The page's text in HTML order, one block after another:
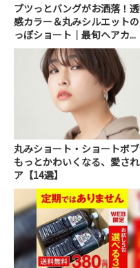
プツっとバングがお洒落！
感カラー＆丸みシルエット
っぽショート｜最旬ヘアカ...
丸みショート・ショートボ
もっとかわいくなる、愛さ
ア【14選】